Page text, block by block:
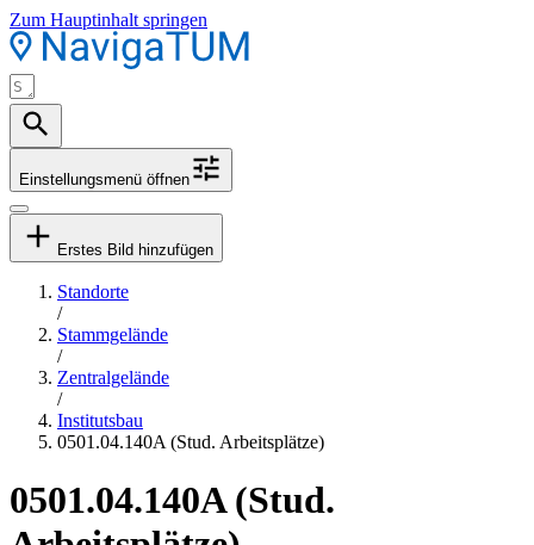
Zum Hauptinhalt springen
Einstellungsmenü öffnen
Erstes Bild hinzufügen
Standorte
/
Stammgelände
/
Zentralgelände
/
Institutsbau
0501.04.140A (Stud. Arbeitsplätze)
0501.04.140A (Stud.